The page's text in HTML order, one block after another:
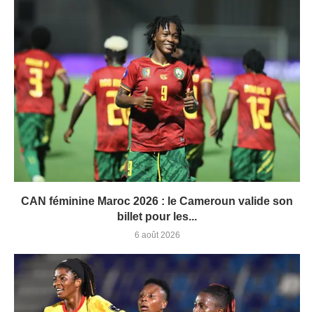
CAN féminine Maroc 2026 : le Cameroun valide son
billet pour les...
6 août 2026